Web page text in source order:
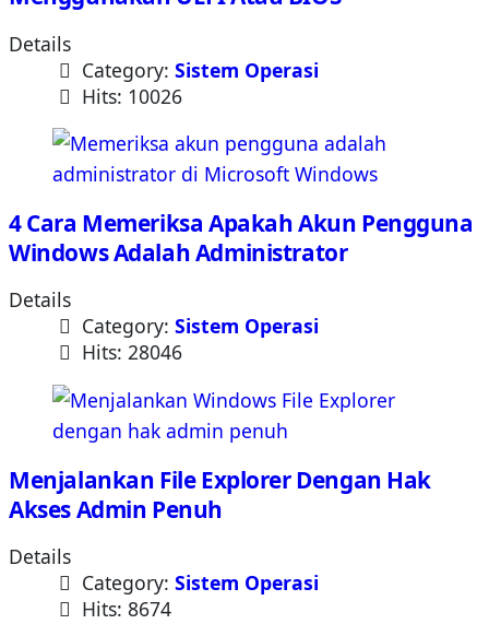
Details
Category: Sistem Operasi
Hits: 10026
4 Cara Memeriksa Apakah Akun Pengguna
Windows Adalah Administrator
Details
Category: Sistem Operasi
Hits: 28046
Menjalankan File Explorer Dengan Hak
Akses Admin Penuh
Details
Category: Sistem Operasi
Hits: 8674